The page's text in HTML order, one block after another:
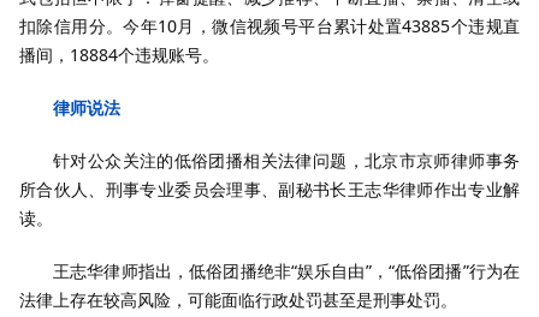
扣除信用分。今年10月，微信视频号平台累计处置43885个违规直
播间，18884个违规账号。
律师说法
针对公众关注的低俗团播相关法律问题，北京市京师律师事务
所合伙人、刑事专业委员会理事、副秘书长王志华律师作出专业解
读。
王志华律师指出，低俗团播绝非“娱乐自由”，“低俗团播”行为在
法律上存在较高风险，可能面临行政处罚甚至是刑事处罚。